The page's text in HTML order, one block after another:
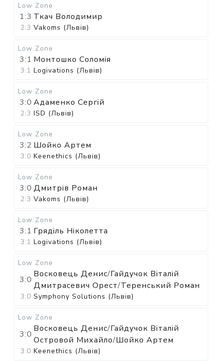
Low Zone
1:3 Ткач Володимир
2:3 Vakoms (Львів)
Low Zone
3:1 Монтошко Соломія
3:1 Logivations (Львів)
Low Zone
3:0 Адаменко Сергій
2:3 ISD (Львів)
Low Zone
3:2 Шойко Артем
3:0 Keenethics (Львів)
Low Zone
3:0 Дмитрів Роман
2:3 Vakoms (Львів)
Low Zone
3:1 Гряділь Ніколетта
3:1 Logivations (Львів)
Low Zone
3:0
Восковець Денис/Гайдучок Віталій
Дмитрасевич Орест/Теренський Роман
3:0 Symphony Solutions (Львів)
Low Zone
3:0
Восковець Денис/Гайдучок Віталій
Островой Михайло/Шойко Артем
3:0 Keenethics (Львів)